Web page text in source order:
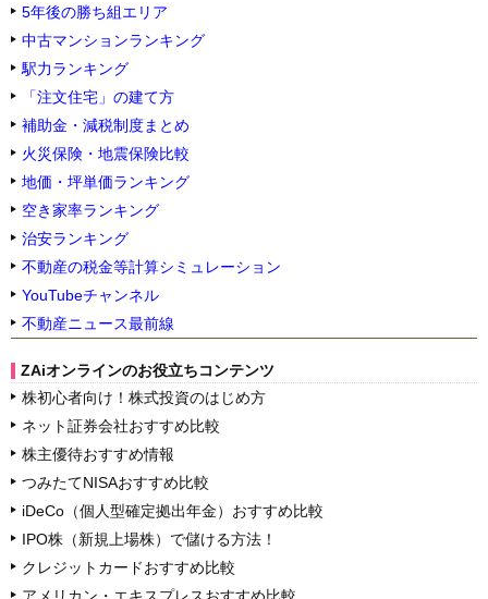
5年後の勝ち組エリア
中古マンションランキング
駅力ランキング
「注文住宅」の建て方
補助金・減税制度まとめ
火災保険・地震保険比較
地価・坪単価ランキング
空き家率ランキング
治安ランキング
不動産の税金等計算シミュレーション
YouTubeチャンネル
不動産ニュース最前線
ZAiオンラインのお役立ちコンテンツ
株初心者向け！株式投資のはじめ方
ネット証券会社おすすめ比較
株主優待おすすめ情報
つみたてNISAおすすめ比較
iDeCo（個人型確定拠出年金）おすすめ比較
IPO株（新規上場株）で儲ける方法！
クレジットカードおすすめ比較